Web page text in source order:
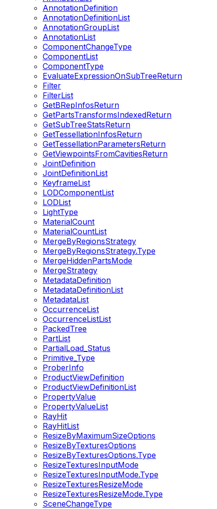
AnnotationDefinition
AnnotationDefinitionList
AnnotationGroupList
AnnotationList
ComponentChangeType
ComponentList
ComponentType
EvaluateExpressionOnSubTreeReturn
Filter
FilterList
GetBRepInfosReturn
GetPartsTransformsIndexedReturn
GetSubTreeStatsReturn
GetTessellationInfosReturn
GetTessellationParametersReturn
GetViewpointsFromCavitiesReturn
JointDefinition
JointDefinitionList
KeyframeList
LODComponentList
LODList
LightType
MaterialCount
MaterialCountList
MergeByRegionsStrategy
MergeByRegionsStrategy.Type
MergeHiddenPartsMode
MergeStrategy
MetadataDefinition
MetadataDefinitionList
MetadataList
OccurrenceList
OccurrenceListList
PackedTree
PartList
PartialLoad_Status
Primitive_Type
ProberInfo
ProductViewDefinition
ProductViewDefinitionList
PropertyValue
PropertyValueList
RayHit
RayHitList
ResizeByMaximumSizeOptions
ResizeByTexturesOptions
ResizeByTexturesOptions.Type
ResizeTexturesInputMode
ResizeTexturesInputMode.Type
ResizeTexturesResizeMode
ResizeTexturesResizeMode.Type
SceneChangeType